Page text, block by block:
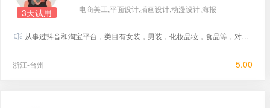
3天试用
电商美工,平面设计,插画设计,动漫设计,海报
从事过抖音和淘宝平台，类目有女装，男装，化妆品妆，食品等，对接过蒙牛，元气森林等品牌方抖音官方旗舰店
浙江-台州 5.00